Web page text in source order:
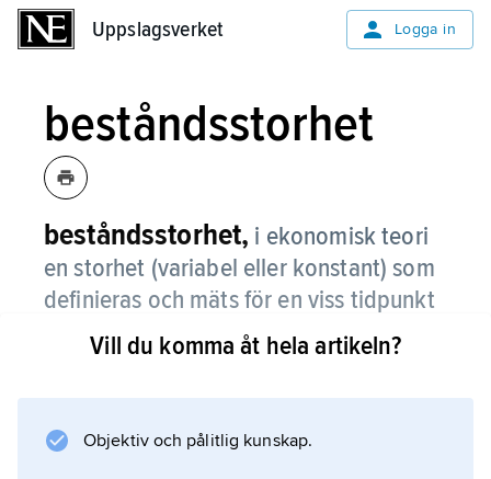
Uppslagsverket Logga in
beståndsstorhet
beståndsstorhet, i ekonomisk teori
en storhet (variabel eller konstant) som
definieras och mäts för en viss tidpunkt
och inte per tidsenhet, t.ex.
valutareserv.
Vill du komma åt hela artikeln?
Objektiv och pålitlig kunskap.